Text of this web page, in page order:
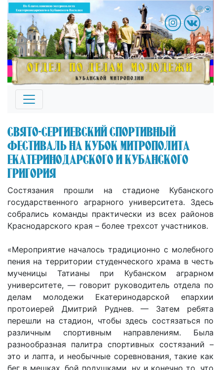
Свято-Сергиевский спортивный
фестиваль на кубок митрополита
Екатеринодарского и Кубанского
Григория
Состязания прошли на стадионе Кубанского
государственного аграрного университета. Здесь
собрались команды практически из всех районов
Краснодарского края – более трехсот участников.
«Мероприятие началось традиционно с молебного
пения на территории студенческого храма в честь
мученицы Татианы при Кубанском аграрном
университете, — говорит руководитель отдела по
делам молодежи Екатеринодарской епархии
протоиерей Дмитрий Руднев. — Затем ребята
перешли на стадион, чтобы здесь состязаться по
различным спортивным направлениям. Была
разнообразная палитра спортивных состязаний –
это и лапта, и необычные соревнования, такие как